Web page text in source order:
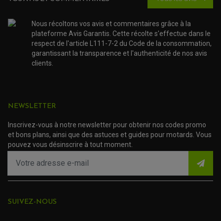
ROULEMENT MOTO
ROULEMENT DE ROUE
ROULEMENT DE DIRECTION
KIT CHAÎNE MOTO
ACCESSOIRE SCOOTER MBK
ACCESSOIRE SCOOTER PIAGGIO
ACCESSOIRE SCOOTER SUZUKI
ACCESSOIRE SCOOTER VESPA
ACCESSOIRE SCOOTER YAMAHA
Nous récoltons vos avis et commentaires grâce à la
plateforme Avis Garantis. Cette récolte s'effectue dans le
respect de l'article L111-7-2 du Code de la consommation,
garantissant la transparence et l'authenticité de nos avis
clients.
NEWSLETTER
Inscrivez-vous à notre newsletter pour obtenir nos codes promo
et bons plans, ainsi que des astuces et guides pour motards. Vous
pouvez vous désinscrire à tout moment.
SUIVEZ-NOUS